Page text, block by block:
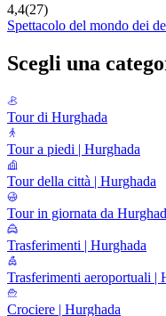
4,4(27)
Spettacolo del mondo dei
Scegli una
Tour di Hurghada
Tour a piedi | Hurghada
Tour della città | Hurghada
Tour in giornata da
Trasferimenti | Hurghada
Trasferimenti aeroportuali |
Crociere | Hurghada